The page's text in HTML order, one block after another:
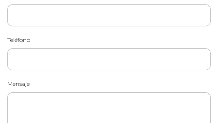
Teléfono
Mensaje